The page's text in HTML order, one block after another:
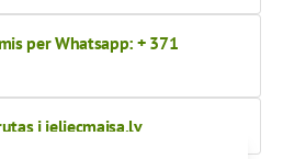
per Whatsapp: + 371
į ieliecmaisa.lv